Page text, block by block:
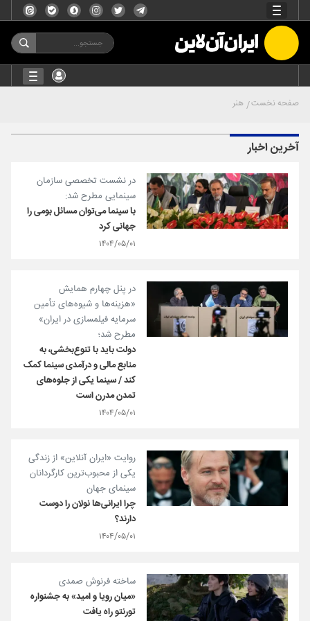
صفحه نخست هنر
آخرین اخبار
در نشست تخصصی سازمان
سینمایی مطرح شد:
با سینما می‌توان مسائل بومی را
جهانی کرد
۱۴۰۴/۰۵/۰۱
در پنل چهارم همایش
«هزینه‌ها و شیوه‌های تأمین
سرمایه فیلمسازی در ایران»
مطرح شد؛
دولت باید با تنوع‌بخشی، به
منابع مالی و درآمدی سینما کمک
کند / سینما یکی از جلوه‌های
تمدن مدرن است
۱۴۰۴/۰۵/۰۱
روایت «ایران آنلاین» از زندگی
یکی از محبوب‌ترین کارگردانان
سینمای جهان
چرا ایرانی‌ها نولان را دوست
دارند؟
۱۴۰۴/۰۵/۰۱
ساخته فرنوش صمدی
«میان رویا و امید» به جشنواره
تورنتو راه یافت